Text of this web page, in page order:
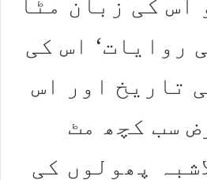
روایات‘ اس کی
تاریخ اور اس
سب کچھ مٹ
پھولوں کی